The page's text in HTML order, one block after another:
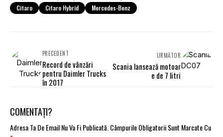
Citaro Citaro Hybrid Mercedes-Benz
PRECEDENT
Record de vânzări
pentru Daimler Trucks
în 2017
URMĂTOR
Scania lansează motoar
e de 7 litri
COMENTAȚI?
Adresa Ta De Email Nu Va Fi Publicată. Câmpurile Obligatorii Sunt Marcate Cu